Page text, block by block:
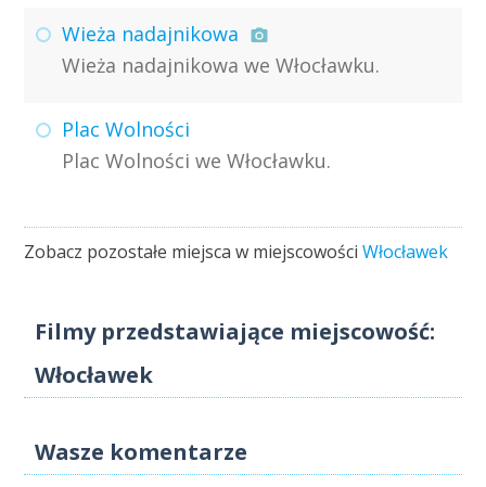
Wieża nadajnikowa
Wieża nadajnikowa we Włocławku.
Plac Wolności
Plac Wolności we Włocławku.
Zobacz pozostałe miejsca w miejscowościWłocławek
Filmy przedstawiające miejscowość:
Włocławek
Wasze komentarze